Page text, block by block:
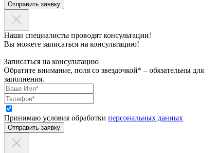
Отправить заявку
Наши специалисты проводят консультации!
Вы можете записаться на консультацию!
Записаться на консультацию
Обратите внимание, поля со звездочкой* – обязательны для
заполнения.
Принимаю условия обработки персональных данных
Отправить заявку